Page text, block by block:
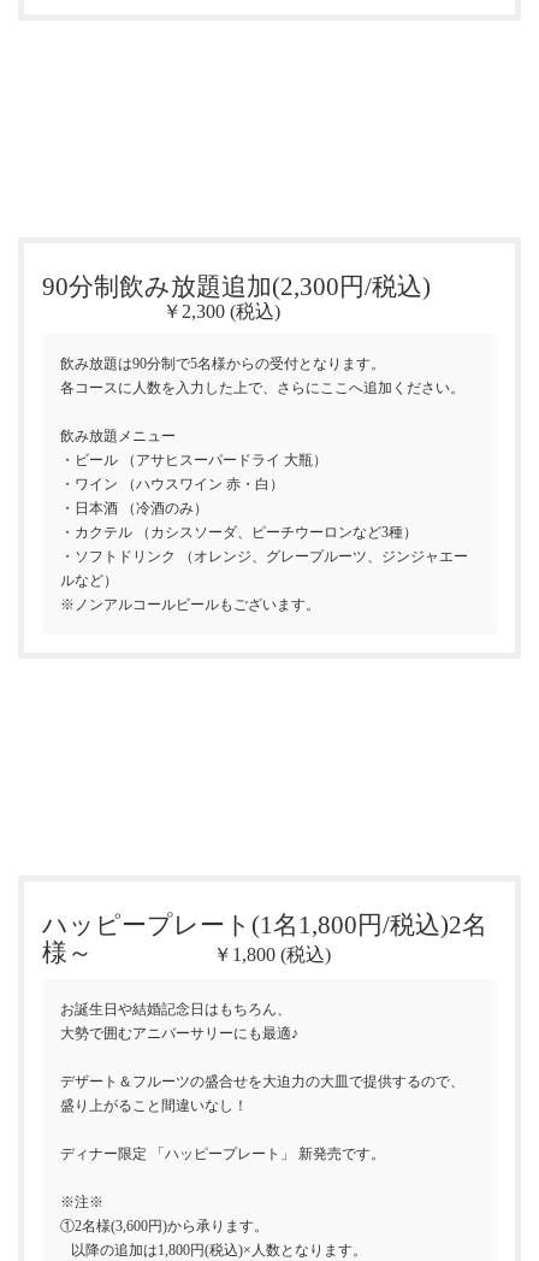
90分制飲み放題追加(2,300円/税込)
￥2,300 (税込)
飲み放題は90分制で5名様からの受付となります。
各コースに人数を入力した上で、さらにここへ追加ください。
飲み放題メニュー
・ビール （アサヒスーパードライ 大瓶）
・ワイン （ハウスワイン 赤・白）
・日本酒 （冷酒のみ）
・カクテル （カシスソーダ、ピーチウーロンなど3種）
・ソフトドリンク （オレンジ、グレープルーツ、ジンジャエー
ルなど）
※ノンアルコールビールもございます。
ハッピープレート(1名1,800円/税込)2名
様～
￥1,800 (税込)
お誕生日や結婚記念日はもちろん、
大勢で囲むアニバーサリーにも最適♪
デザート＆フルーツの盛合せを大迫力の大皿で提供するので、
盛り上がること間違いなし！
ディナー限定 「ハッピープレート」 新発売です。
※注※
①2名様(3,600円)から承ります。
以降の追加は1,800円(税込)×人数となります。